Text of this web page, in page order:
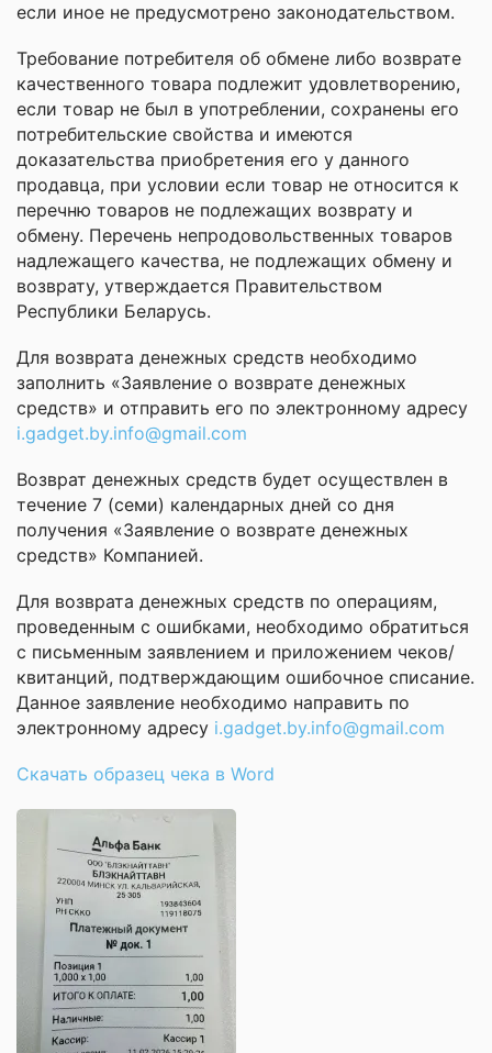
если иное не предусмотрено законодательством.
Требование потребителя об обмене либо возврате
качественного товара подлежит удовлетворению,
если товар не был в употреблении, сохранены его
потребительские свойства и имеются
доказательства приобретения его у данного
продавца, при условии если товар не относится к
перечню товаров не подлежащих возврату и
обмену. Перечень непродовольственных товаров
надлежащего качества, не подлежащих обмену и
возврату, утверждается Правительством
Республики Беларусь.
Для возврата денежных средств необходимо
заполнить «Заявление о возврате денежных
средств» и отправить его по электронному адресу
i.gadget.by.info@gmail.com
Возврат денежных средств будет осуществлен в
течение 7 (семи) календарных дней со дня
получения «Заявление о возврате денежных
средств» Компанией.
Для возврата денежных средств по операциям,
проведенным с ошибками, необходимо обратиться
с письменным заявлением и приложением чеков/
квитанций, подтверждающим ошибочное списание.
Данное заявление необходимо направить по
электронному адресу i.gadget.by.info@gmail.com
Скачать образец чека в Word